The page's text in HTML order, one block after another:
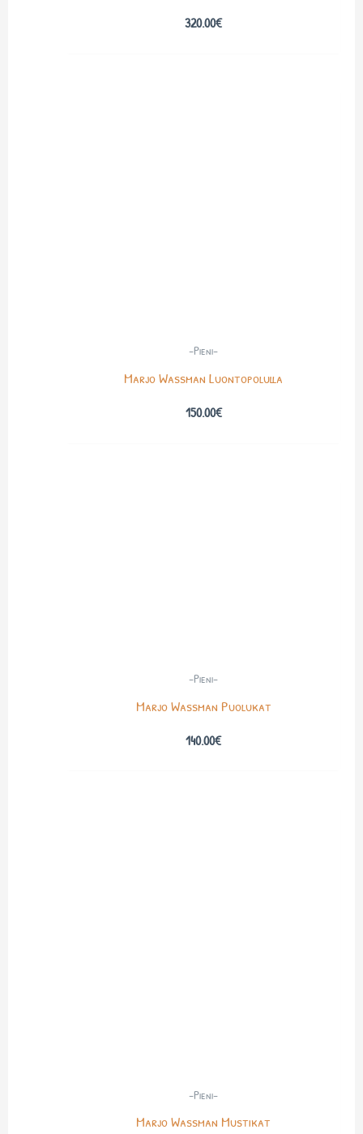
320.00€
-Pieni-
Marjo Wassman Luontopolulla
150.00€
-Pieni-
Marjo Wassman Puolukat
140.00€
-Pieni-
Marjo Wassman Mustikat